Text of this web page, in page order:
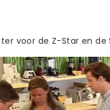
voor de Z-Star en de